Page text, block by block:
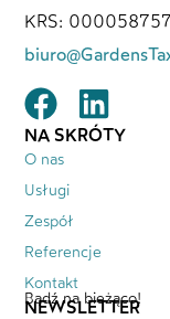
KRS:
NA SKRÓTY
O nas
Usługi
Zespół
Referencje
Kontakt
NEWSLETTER
Bądź na bieżąco!